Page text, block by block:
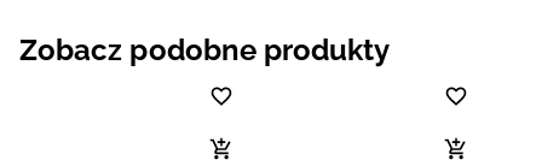
Zobacz podobne produkty